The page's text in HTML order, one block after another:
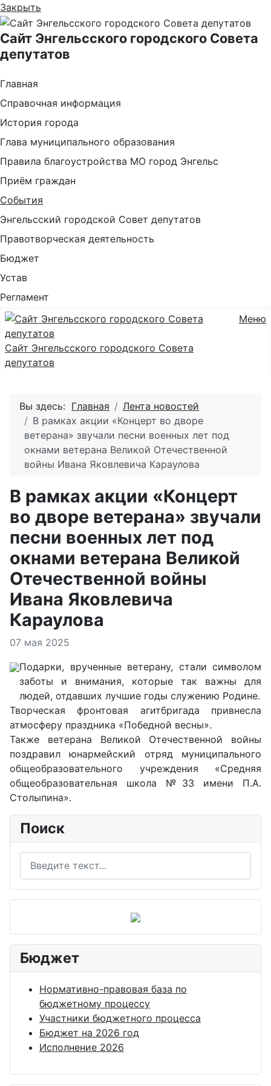
Закрыть
Сайт Энгельсского городского Совета
депутатов
Главная
Справочная информация
История города
Глава муниципального образования
Правила благоустройства МО город Энгельс
Приём граждан
События
Энгельсский городской Совет депутатов
Правотворческая деятельность
Бюджет
Устав
Регламент
Сайт Энгельсского городского Совета
депутатов
Меню
Поиск
Бюджет
Нормативно-правовая база по
бюджетному процессу
Участники бюджетного процесса
Бюджет на 2026 год
Исполнение 2026
Вы здесь: Главная
Лента новостей
В рамках акции «Концерт во дворе
ветерана» звучали песни военных лет под
окнами ветерана Великой Отечественной
войны Ивана Яковлевича Караулова
В рамках акции «Концерт
во дворе ветерана» звучали
песни военных лет под
окнами ветерана Великой
Отечественной войны
Ивана Яковлевича
Караулова
Информация о материале
07 мая 2025
Подарки, врученные ветерану, стали символом
заботы и внимания, которые так важны для
людей, отдавших лучшие годы служению Родине.
Творческая фронтовая агитбригада привнесла
атмосферу праздника «Победной весны».
Также ветерана Великой Отечественной войны
поздравил юнармейский отряд муниципального
общеобразовательного учреждения «Средняя
общеобразовательная школа №33 имени П.А.
Столыпина».